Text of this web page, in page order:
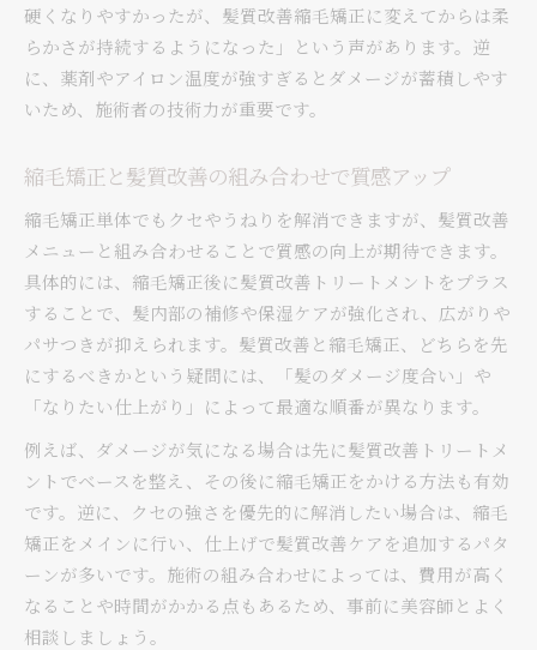
硬くなりやすかったが、髪質改善縮毛矯正に変えてからは柔
らかさが持続するようになった」という声があります。逆
に、薬剤やアイロン温度が強すぎるとダメージが蓄積しやす
いため、施術者の技術力が重要です。
縮毛矯正と髪質改善の組み合わせで質感アップ
縮毛矯正単体でもクセやうねりを解消できますが、髪質改善
メニューと組み合わせることで質感の向上が期待できます。
具体的には、縮毛矯正後に髪質改善トリートメントをプラス
することで、髪内部の補修や保湿ケアが強化され、広がりや
パサつきが抑えられます。髪質改善と縮毛矯正、どちらを先
にするべきかという疑問には、「髪のダメージ度合い」や
「なりたい仕上がり」によって最適な順番が異なります。
例えば、ダメージが気になる場合は先に髪質改善トリートメ
ントでベースを整え、その後に縮毛矯正をかける方法も有効
です。逆に、クセの強さを優先的に解消したい場合は、縮毛
矯正をメインに行い、仕上げで髪質改善ケアを追加するパタ
ーンが多いです。施術の組み合わせによっては、費用が高く
なることや時間がかかる点もあるため、事前に美容師とよく
相談しましょう。